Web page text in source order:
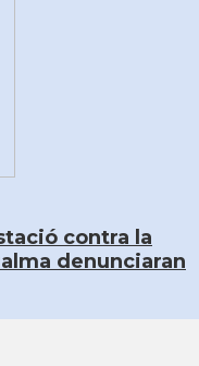
contra la
denunciaran